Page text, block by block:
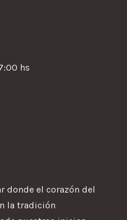
hs
donde el corazón del
la tradición